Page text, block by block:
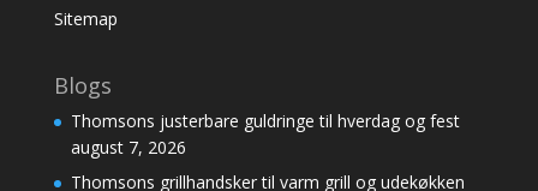
Sitemap
Blogs
Thomsons justerbare guldringe til hverdag og fest
august 7, 2026
Thomsons grillhandsker til varm grill og udekøkken